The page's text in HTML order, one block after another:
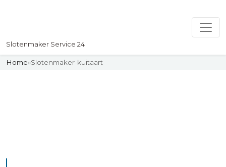
Slotenmaker Service 24
Home»Slotenmaker-kuitaart